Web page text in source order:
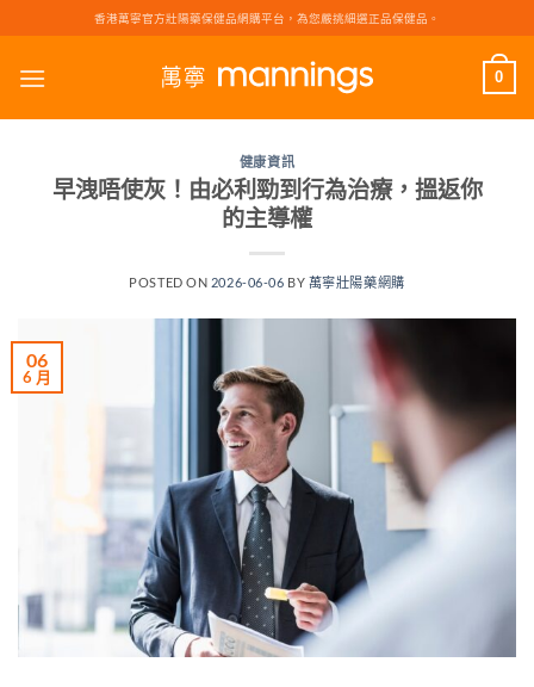
to
content
香港萬寧官方壯陽藥保健品網購平台，為您嚴挑細選正品保健品。
0
健康資訊
早洩唔使灰！由必利勁到行為治療，搵返你
的主導權
POSTED ON 2026-06-06 BY 萬寧壯陽藥網購
06
6 月